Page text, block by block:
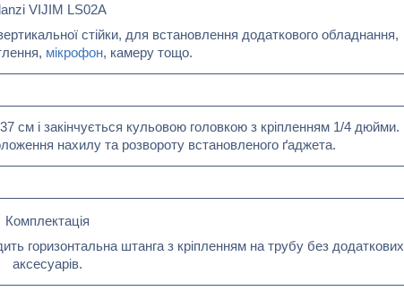
VIJIM LS02A
стійки, для встановлення додаткового обладнання,
мікрофон, камеру тощо.
см і закінчується кульовою головкою з кріпленням 1/4 дюйми.
нахилу та розвороту встановленого ґаджета.
Комплектація
горизонтальна штанга з кріпленням на трубу без додаткових
аксесуарів.